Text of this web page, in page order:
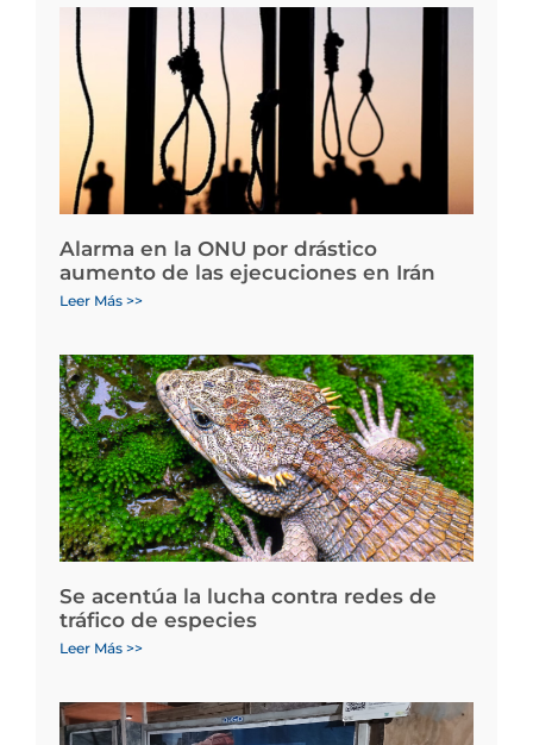
Alarma en la ONU por drástico
aumento de las ejecuciones en Irán
Leer Más >>
Se acentúa la lucha contra redes de
tráfico de especies
Leer Más >>